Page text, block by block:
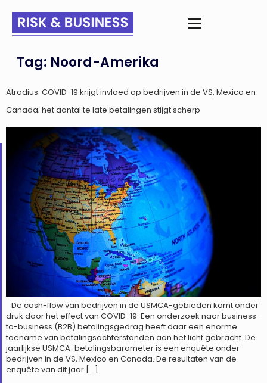
Tag: Noord-Amerika
Atradius: COVID-19 krijgt invloed op bedrijven in de VS, Mexico en
Canada; het aantal te late betalingen stijgt scherp
De cash-flow van bedrijven in de USMCA-gebieden komt onder
druk door het effect van COVID-19. Een onderzoek naar business-
to-business (B2B) betalingsgedrag heeft daar een enorme
toename van betalingsachterstanden aan het licht gebracht. De
jaarlijkse USMCA-betalingsbarometer is een enquête onder
bedrijven in de VS, Mexico en Canada. De resultaten van de
enquête van dit jaar […]